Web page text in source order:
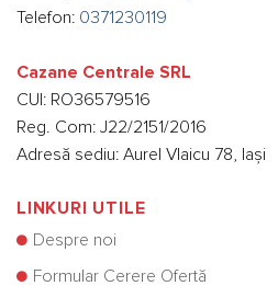
Telefon: 0371230119
Cazane Centrale SRL
CUI: RO36579516
Reg. Com: J22/2151/2016
Adresă sediu: Aurel Vlaicu 78, Iași
LINKURI UTILE
Despre noi
Formular Cerere Ofertă